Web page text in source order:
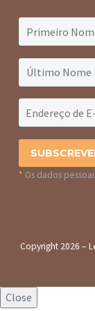
* Os dados
Copyright 2026 –
Close